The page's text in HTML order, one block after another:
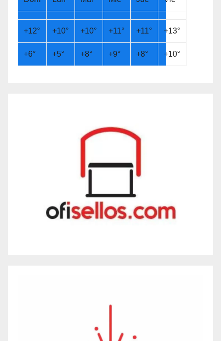
+12° +10° +10° +11° +11° +13°
+6° +5° +8° +9° +8° +10°